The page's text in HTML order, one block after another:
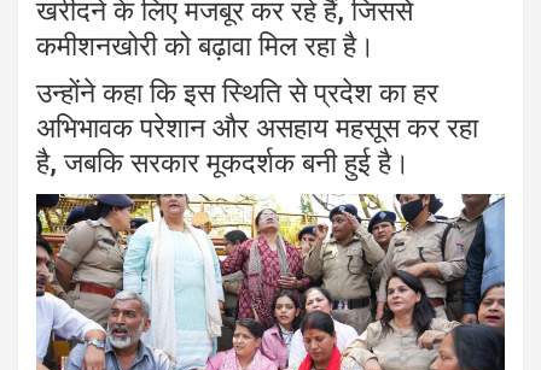
खरीदने के लिए मजबूर कर रहे हैं, जिससे
कमीशनखोरी को बढ़ावा मिल रहा है।
उन्होंने कहा कि इस स्थिति से प्रदेश का हर
अभिभावक परेशान और असहाय महसूस कर रहा
है, जबकि सरकार मूकदर्शक बनी हुई है।